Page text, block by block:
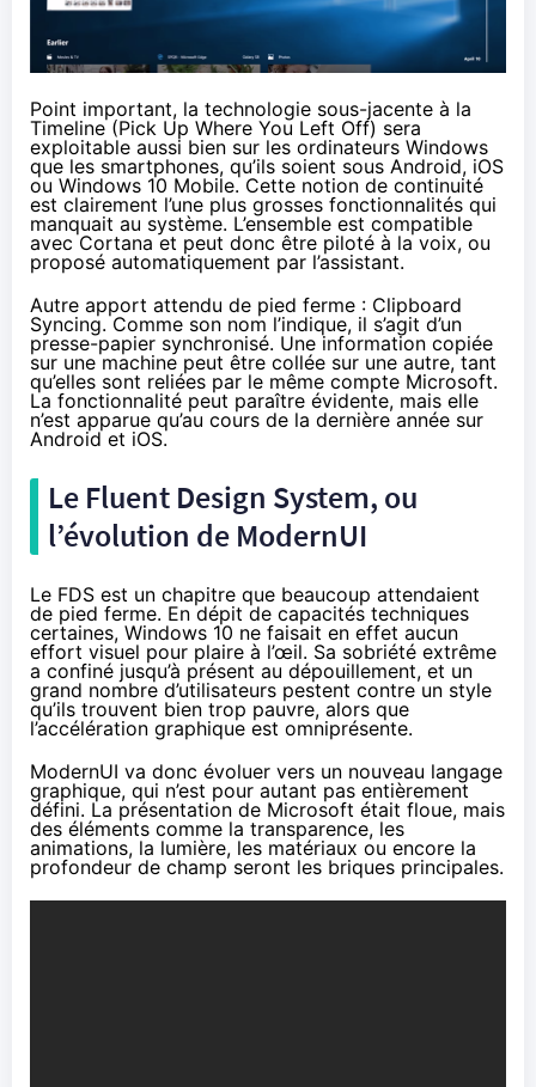
Point important, la technologie sous-jacente à la
Timeline (Pick Up Where You Left Off) sera
exploitable aussi bien sur les ordinateurs Windows
que les smartphones, qu’ils soient sous Android, iOS
ou Windows 10 Mobile. Cette notion de continuité
est clairement l’une plus grosses fonctionnalités qui
manquait au système. L’ensemble est compatible
avec Cortana et peut donc être piloté à la voix, ou
proposé automatiquement par l’assistant.
Autre apport attendu de pied ferme : Clipboard
Syncing. Comme son nom l’indique, il s’agit d’un
presse-papier synchronisé. Une information copiée
sur une machine peut être collée sur une autre, tant
qu’elles sont reliées par le même compte Microsoft.
La fonctionnalité peut paraître évidente, mais elle
n’est apparue qu’au cours de la dernière année sur
Android et iOS.
Le Fluent Design System, ou
l’évolution de ModernUI
Le FDS est un chapitre que beaucoup attendaient
de pied ferme. En dépit de capacités techniques
certaines, Windows 10 ne faisait en effet aucun
effort visuel pour plaire à l’œil. Sa sobriété extrême
a confiné jusqu’à présent au dépouillement, et un
grand nombre d’utilisateurs pestent contre un style
qu’ils trouvent bien trop pauvre, alors que
l’accélération graphique est omniprésente.
ModernUI va donc évoluer vers un nouveau langage
graphique, qui n’est pour autant pas entièrement
défini. La présentation de Microsoft était floue, mais
des éléments comme la transparence, les
animations, la lumière, les matériaux ou encore la
profondeur de champ seront les briques principales.